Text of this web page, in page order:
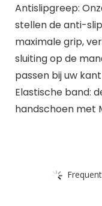
Antislipgreep:
stellen de anti-
maximale grip,
sluiting op de
passen bij uw
Elastische band:
handschoen met